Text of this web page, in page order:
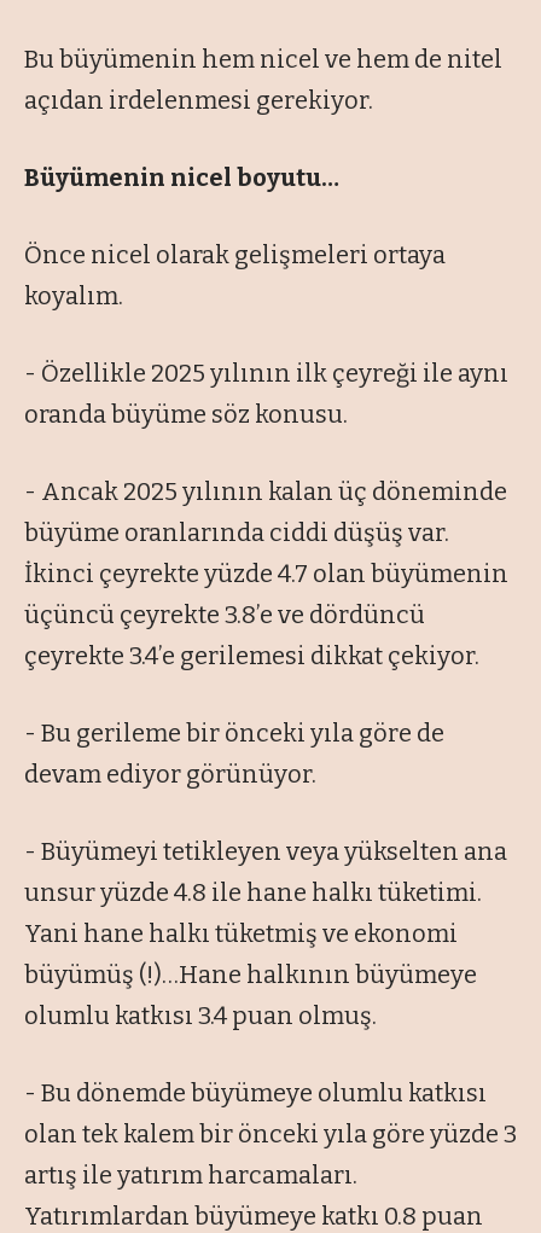
Bu büyümenin hem nicel ve hem de nitel
açıdan irdelenmesi gerekiyor.
Büyümenin nicel boyutu…
Önce nicel olarak gelişmeleri ortaya
koyalım.
- Özellikle 2025 yılının ilk çeyreği ile aynı
oranda büyüme söz konusu.
- Ancak 2025 yılının kalan üç döneminde
büyüme oranlarında ciddi düşüş var.
İkinci çeyrekte yüzde 4.7 olan büyümenin
üçüncü çeyrekte 3.8’e ve dördüncü
çeyrekte 3.4’e gerilemesi dikkat çekiyor.
- Bu gerileme bir önceki yıla göre de
devam ediyor görünüyor.
- Büyümeyi tetikleyen veya yükselten ana
unsur yüzde 4.8 ile hane halkı tüketimi.
Yani hane halkı tüketmiş ve ekonomi
büyümüş (!)…Hane halkının büyümeye
olumlu katkısı 3.4 puan olmuş.
- Bu dönemde büyümeye olumlu katkısı
olan tek kalem bir önceki yıla göre yüzde 3
artış ile yatırım harcamaları.
Yatırımlardan büyümeye katkı 0.8 puan